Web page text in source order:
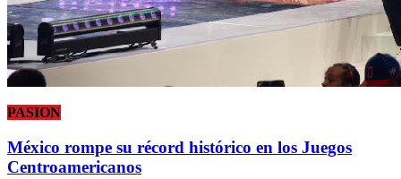
PASION
México rompe su récord histórico en los Juegos
Centroamericanos